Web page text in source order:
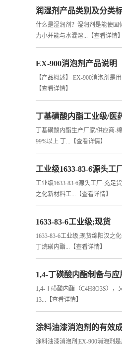
润湿剂产品类别及分类
什么是湿润剂？湿润剂是能使固
力小并能与水混溶... 【查看详情】
EX-900消泡剂产品说明
【产品概述】 EX-900消泡剂
【查看详情】
丁基磺酸内酯工业级/医
丁基磺酸内酯生产厂家/供应商-
99%以上 丁... 【查看详情】
工业级1633-83-6源头工
工业级1633-83-6源头工厂-充足
之化新材料工... 【查看详情】
1633-83-6工业级;现货
1633-83-6工业级;现货绵阳汉之
丁烷磺内酯... 【查看详情】
1,4-丁磺酸内酯制备与应
1,4-丁磺酸内酯（C4H8O3S）
13... 【查看详情】
涂料油漆消泡剂的有效
涂料油漆消泡剂|EX-900消泡剂